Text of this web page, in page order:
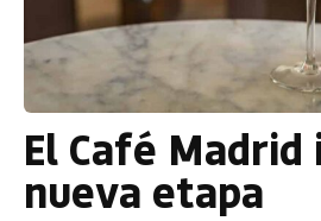
El Café Madrid
nueva etapa